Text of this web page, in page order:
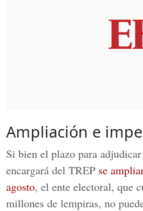
Ampliación e
Si bien el plazo para
encargará del TREP se
agosto, el ente electoral, que
millones de lempiras, no